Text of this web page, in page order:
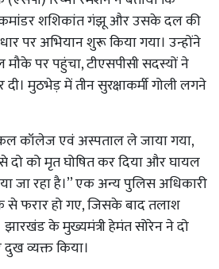
शशिकांत गंझू और उसके दल की
पर अभियान शुरू किया गया। उन्होंने
मौके पर पहुंचा, टीएसपीसी सदस्यों ने
मुठभेड़ में तीन सुरक्षाकर्मी गोली लगने
कॉलेज एवं अस्पताल ले जाया गया,
दो को मृत घोषित कर दिया और घायल
जा रहा है।’’ एक अन्य पुलिस अधिकारी
से फरार हो गए, जिसके बाद तलाश
के मुख्यमंत्री हेमंत सोरेन ने दो
व्यक्त किया।